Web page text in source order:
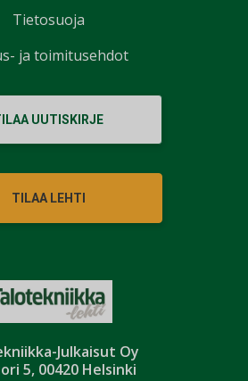
Julkaisut Oy
5, 00420 Helsinki
UUTISKIRJE
TILAA LEHTI
Tietosuoja
ja toimitusehdot